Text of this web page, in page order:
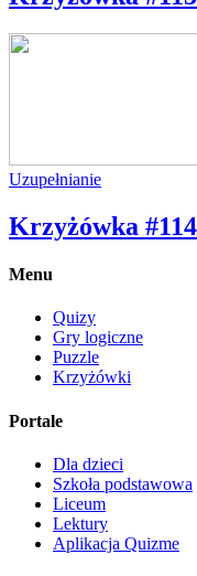
Uzupełnianie
Krzyżówka #114
Menu
Quizy
Gry logiczne
Puzzle
Krzyżówki
Portale
Dla dzieci
Szkoła podstawowa
Liceum
Lektury
Aplikacja Quizme